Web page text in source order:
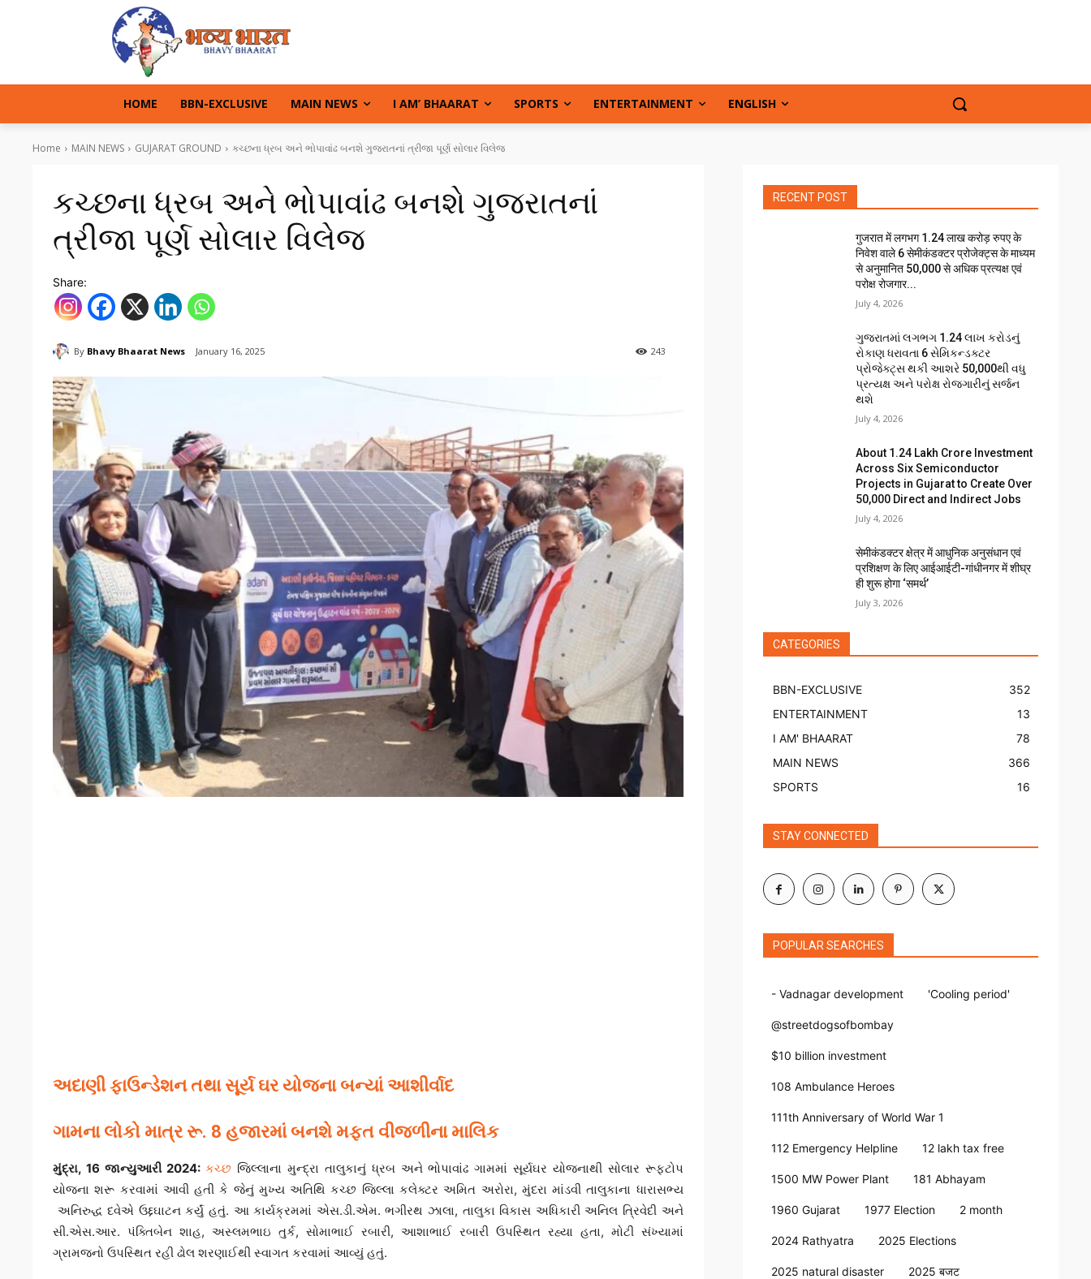
HOME BBN-EXCLUSIVE MAIN NEWS I AM’ BHAARAT SPORTS ENTERTAINMENT ENGLISH
Home MAIN NEWS GUJARAT GROUND કચ્છના ધ્રબ અને ભોપાવાંઢ બનશે ગુજરાતનાં ત્રીજા પૂર્ણ સોલાર વિલેજ
કચ્છના ધ્રબ અને ભોપાવાંઢ બનશે ગુજરાતનાં
ત્રીજા પૂર્ણ સોલાર વિલેજ
Share:
By Bhavy Bhaarat News January 16, 2025 243
અદાણી ફાઉન્ડેશન તથા સૂર્ય ઘર યોજના બન્યાં આશીર્વાદ
ગામના લોકો માત્ર રૂ. 8 હજારમાં બનશે મફત વીજળીના માલિક
મુંદ્રા, 16 જાન્યુઆરી 2024: કચ્છ જિલ્લાના મુન્દ્રા તાલુકાનું ધ્રબ અને ભોપાવાંઢ ગામમાં સૂર્યઘર યોજનાથી સોલાર રૂફટોપ
યોજના શરૂ કરવામાં આવી હતી કે જેનું મુખ્ય અતિથિ કચ્છ જિલ્લા કલેક્ટર અમિત અરોરા, મુંદરા માંડવી તાલુકાના ધારાસભ્ય
અનિરુદ્ધ દવેએ ઉદ્દઘાટન કર્યું હતું. આ કાર્યક્રમમાં એસ.ડી.એમ. ભગીરથ ઝાલા, તાલુકા વિકાસ અધિકારી અનિલ ત્રિવેદી અને
સી.એસ.આર. પંક્તિબેન શાહ, અસ્લમભાઇ તુર્ક, સોમાભાઈ રબારી, આશાભાઈ રબારી ઉપસ્થિત રહ્યા હતા, મોટી સંખ્યામાં
ગ્રામજનો ઉપસ્થિત રહી ઢોલ શરણાઈથી સ્વાગત કરવામાં આવ્યું હતું.
RECENT POST
गुजरात में लगभग 1.24 लाख करोड़ रुपए के
निवेश वाले 6 सेमीकंडक्टर प्रोजेक्ट्स के माध्यम
से अनुमानित 50,000 से अधिक प्रत्यक्ष एवं
परोक्ष रोजगार...
July 4, 2026
ગુજરાતમાં લગભગ ₹1.24 લાખ કરોડનું
રોકાણ ધરાવતા 6 સેમિકન્ડક્ટર
પ્રોજેક્ટ્સ થકી આશરે 50,000થી વધુ
પ્રત્યક્ષ અને પરોક્ષ રોજગારીનું સર્જન
થશે
July 4, 2026
About ₹1.24 Lakh Crore Investment
Across Six Semiconductor
Projects in Gujarat to Create Over
50,000 Direct and Indirect Jobs
July 4, 2026
सेमीकंडक्टर क्षेत्र में आधुनिक अनुसंधान एवं
प्रशिक्षण के लिए आईआईटी-गांधीनगर में शीघ्र
ही शुरू होगा ‘समर्थ’
July 3, 2026
CATEGORIES
BBN-EXCLUSIVE
352
ENTERTAINMENT
13
I AM' BHAARAT
78
MAIN NEWS
366
SPORTS
16
STAY CONNECTED
POPULAR SEARCHES
- Vadnagar development 'Cooling period'
@streetdogsofbombay
$10 billion investment
108 Ambulance Heroes
111th Anniversary of World War 1
112 Emergency Helpline 12 lakh tax free
1500 MW Power Plant 181 Abhayam
1960 Gujarat 1977 Election 2 month
2024 Rathyatra 2025 Elections
2025 natural disaster 2025 बजट